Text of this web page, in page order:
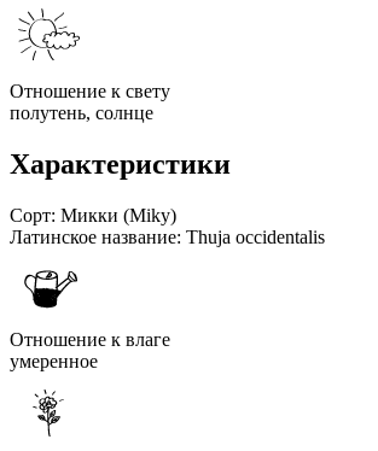
Отношение к свету
полутень, солнце
Характеристики
Сорт: Микки (Miky)
Латинское название: Thuja occidentalis
Отношение к влаге
умеренное